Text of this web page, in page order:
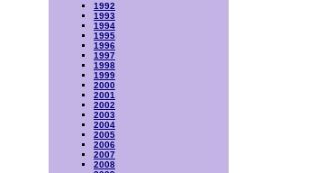
1992
1993
1994
1995
1996
1997
1998
1999
2000
2001
2002
2003
2004
2005
2006
2007
2008